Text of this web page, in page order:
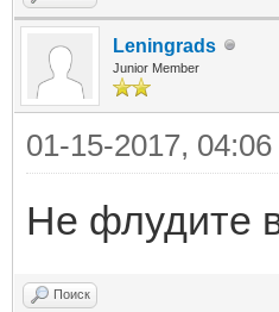
Leningrads
Junior Member
01-15-2017, 04:06
Не флудите
Поиск